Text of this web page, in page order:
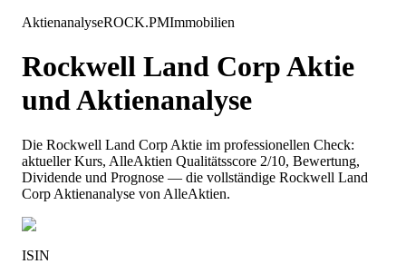
AktienanalyseROCK.PMImmobilien
Rockwell Land CorpAktie
und Aktienanalyse
Die Rockwell Land Corp Aktie im professionellen Check:
aktueller Kurs, AlleAktien Qualitätsscore 2/10, Bewertung,
Dividende und Prognose — die vollständige Rockwell Land
Corp Aktienanalyse von AlleAktien.
ISIN